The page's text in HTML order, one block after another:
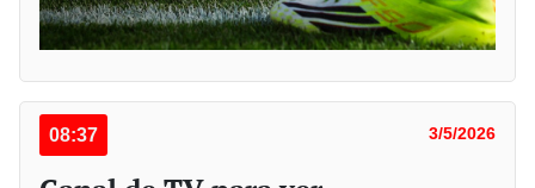
08:37 3/5/2026